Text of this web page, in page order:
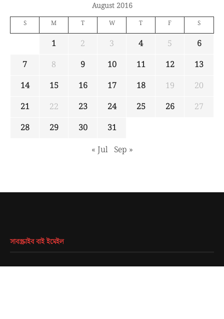
August 2016
S M T W T F S
1 2 3 4 5
6
7
8 9 10 11 12
13
14
15 16 17 18 19
20
21
22 23 24 25 26
27
28
29 30
31
« Jul Sep »
সাবস্ক্রাইব বাই ইমেইল